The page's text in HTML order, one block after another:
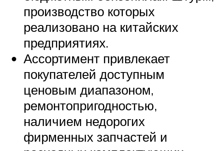
производство которых
реализовано на китайских
предприятиях.
Ассортимент привлекает
покупателей доступным
ценовым диапазоном,
ремонтопригодностью,
наличием недорогих
фирменных запчастей и